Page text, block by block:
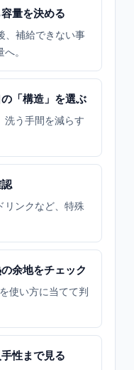
量を決める
、補給できない事
。
「構造」を選ぶ
洗う手間を減らす
リンクなど、特殊
余地をチェック
使い方に当てて判
性まで見る